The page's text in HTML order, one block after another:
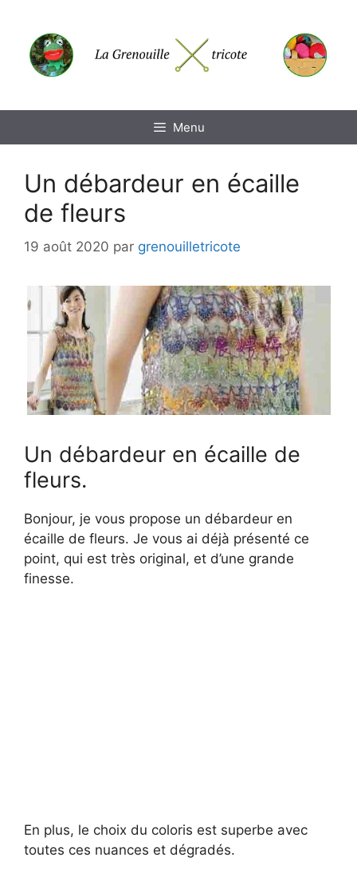
contenu
Menu
Un débardeur en écaille
de fleurs
19 août 2020 par grenouilletricote
Un débardeur en écaille de
fleurs.
Bonjour, je vous propose un débardeur en
écaille de fleurs. Je vous ai déjà présenté ce
point, qui est très original, et d’une grande
finesse.
En plus, le choix du coloris est superbe avec
toutes ces nuances et dégradés.